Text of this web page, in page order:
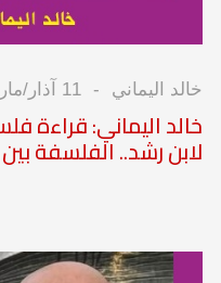
خالد اليماني 11 آذار/مارس 2025
خالد اليماني: قراءة
لابن رشد.. الفلسفة